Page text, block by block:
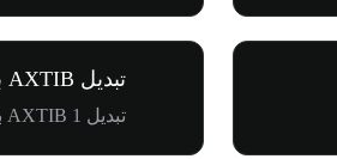
تبدیل AXTIB به USD
تبدیل 1 AXTIB به $89.24